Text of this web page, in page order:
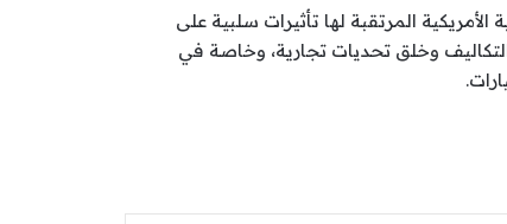
المرتقبة لها تأثيرات سلبية على
التكاليف وخلق تحديات تجارية، وخاصة في